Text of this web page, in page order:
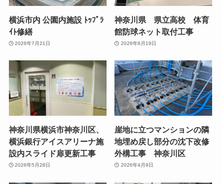
横浜市内 公園内施設 ﾄｯﾌﾟﾗ
ｲﾄ修繕
2026年7月21日
神奈川県 県立高校 体育
館防球ネット取付工事
2026年6月19日
神奈川県横浜市神奈川区、
横浜銀行アイスアリーナ施
設内スライド扉更新工事
2026年5月28日
崖地に立つマンションの隣
地埋め戻し部分の沈下改修
外構工事 神奈川区
2026年4月9日